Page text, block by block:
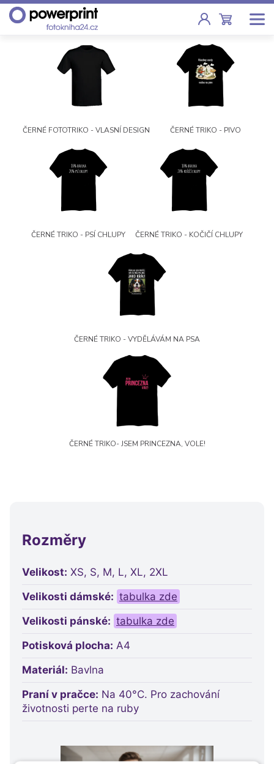
Pevná vazba, sešity, poukazy
Fotokalendáře
Nástěnné, stolní i roční
Fotky
Tisk fotografií od 2,90 Kč
Fotoknihy a dárky pro školy
Hrnky, magnety, trička…
Rady a kontakty
ČERNÉ FOTOTRIKO - VLASNÍ DESIGN ČERNÉ TRIKO - PIVO
ČERNÉ TRIKO - PSÍ CHLUPY ČERNÉ TRIKO - KOČIČÍ CHLUPY
ČERNÉ TRIKO - VYDĚLÁVÁM NA PSA
ČERNÉ TRIKO- JSEM PRINCEZNA, VOLE!
Rozměry
Velikost: XS, S, M, L, XL, 2XL
Velikosti dámské: tabulka zde
Velikosti pánské: tabulka zde
Potisková plocha: A4
Materiál: Bavlna
Praní v pračce: Na 40°C. Pro zachování
životnosti perte na ruby